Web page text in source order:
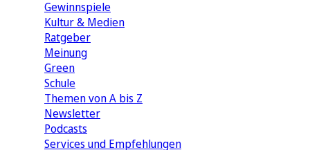
Gewinnspiele
Kultur & Medien
Ratgeber
Meinung
Green
Schule
Themen von A bis Z
Newsletter
Podcasts
Services und Empfehlungen